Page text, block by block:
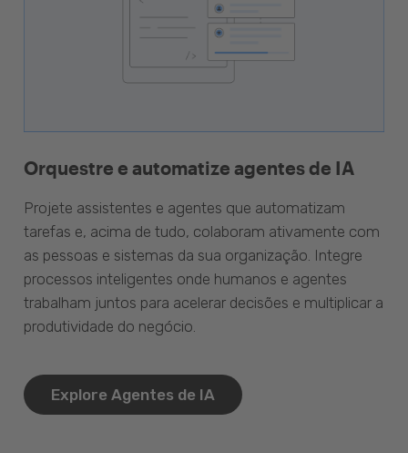
Orquestre e automatize agentes de IA
Projete assistentes e agentes que automatizam
tarefas e, acima de tudo, colaboram ativamente com
as pessoas e sistemas da sua organização. Integre
processos inteligentes onde humanos e agentes
trabalham juntos para acelerar decisões e multiplicar a
produtividade do negócio.
Explore Agentes de IA